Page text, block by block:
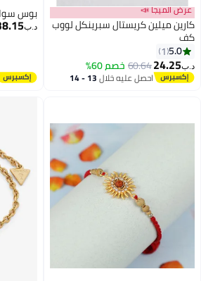
عرض الميجا 📣
كارين ميلين كريستال سبرينكل لووب
كف
5.0
1
د.ب‏24.25
60.64خصم 60%
احصل عليه خلال 13 - 14
اغسطس
بوس
د.ب‏